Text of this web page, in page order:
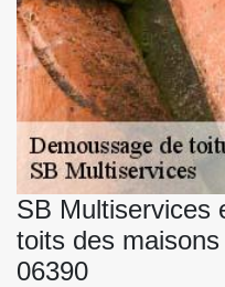
SB Multiservices
toits des
06390